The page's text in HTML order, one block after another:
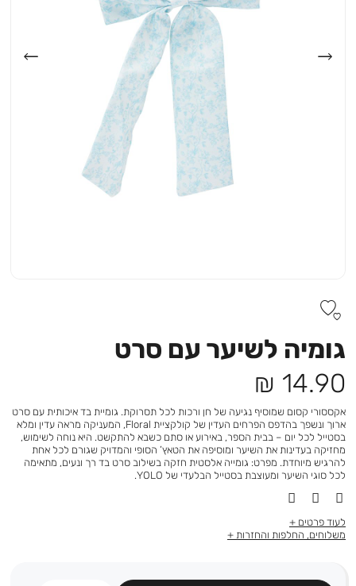
גומיה לשיער עם סרט
מחיר
מוצר
14.90 ₪
אקססורי קסום שמוסיף נגיעה של חן ורכות לכל תסרוקת. גומיית בד איכותית עם סרט
ארוך ונשפך בהדפס הפרחים העדין של קולקציית Floral, המעניקה מראה עדין ומלא
בסטייל לכל יום – בבית הספר, באירוע או סתם כשבא להתקשט. היא נוחה לשימוש,
מחזיקה בעדינות את השיער ומוסיפה את הטאץ’ הסופי והמדויק שגורם לכל אחת
להרגיש מיוחדת. מפרט: גומייה אלסטית חזקה בשילוב סרט בד רך ונעים, מתאימה
לכל סוגי השיער ומעוצבת בסטייל הבלעדי של YOLO.
לעוד פרטים
משלוחים, החלפות והחזרות